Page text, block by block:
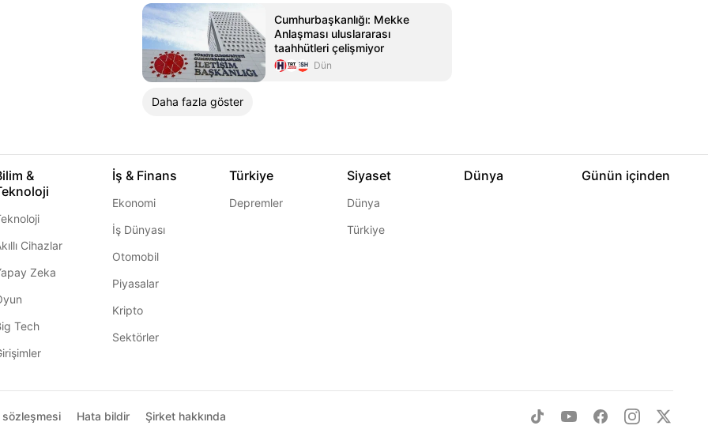
Cumhurbaşkanlığı: Mekke
Anlaşması uluslararası
taahhütleri çelişmiyor
Dün
Daha fazla göster
&
Cihazlar
Zeka
Tech
İş & Finans
Ekonomi
İş Dünyası
Otomobil
Piyasalar
Kripto
Sektörler
Türkiye
Depremler
Siyaset
Dünya
Türkiye
Dünya Günün içinden
sözleşmesi Hata bildir Şirket hakkında